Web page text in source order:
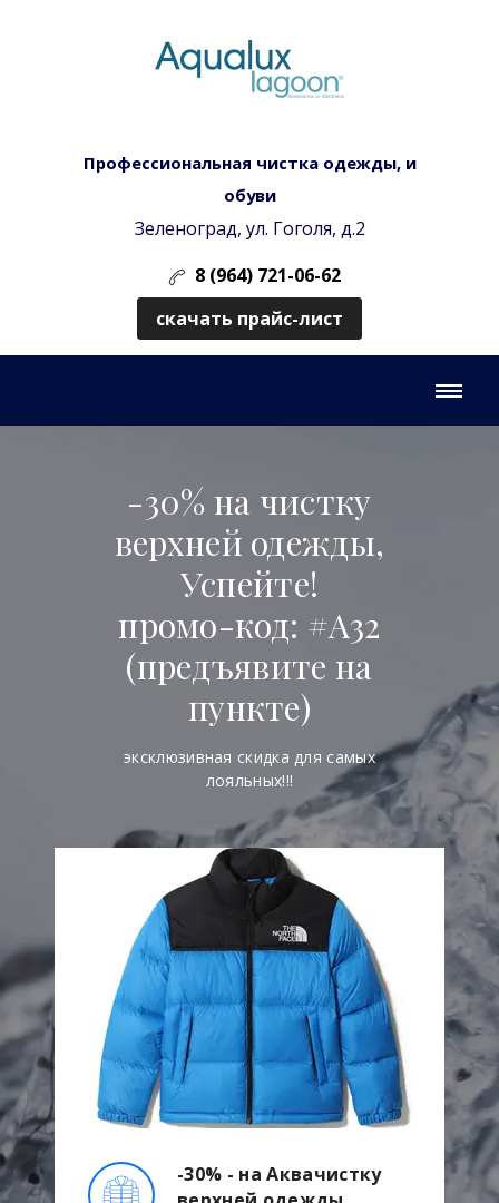
Профессиональная чистка одежды, и
обуви
Зеленоград, ул. Гоголя, д.2
8 (964) 721-06-62
скачать прайс-лист
-30% на чистку
верхней одежды,
Успейте!
промо-код: #А32
(предъявите на
пункте)
эксклюзивная скидка для самых
лояльных!!!
-30% - на Аквачистку